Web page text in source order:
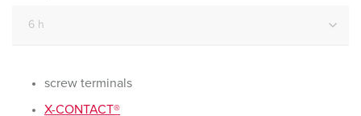
screw terminals
X-CONTACT®